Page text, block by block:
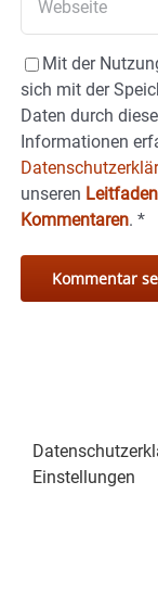
Mit der
sich mit der
Daten durch
Informationen
unseren
Kommentaren. *
Einstellungen